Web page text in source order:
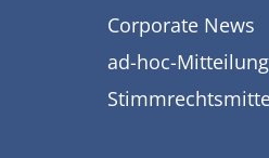
Corporate News
ad-hoc-